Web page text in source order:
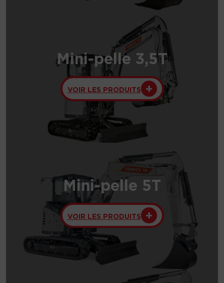
Mini-pelle 3,5T
VOIR LES PRODUITS
Mini-pelle 5T
VOIR LES PRODUITS